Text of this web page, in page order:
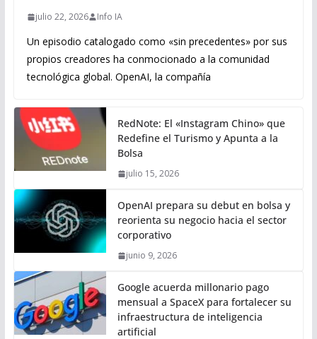
julio 22, 2026 Info IA
Un episodio catalogado como «sin precedentes» por sus
propios creadores ha conmocionado a la comunidad
tecnológica global. OpenAI, la compañía
RedNote: El «Instagram Chino» que
Redefine el Turismo y Apunta a la
Bolsa
julio 15, 2026
OpenAI prepara su debut en bolsa y
reorienta su negocio hacia el sector
corporativo
junio 9, 2026
Google acuerda millonario pago
mensual a SpaceX para fortalecer su
infraestructura de inteligencia
artificial